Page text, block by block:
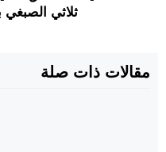
ثلاثي
مقالات ذات صلة